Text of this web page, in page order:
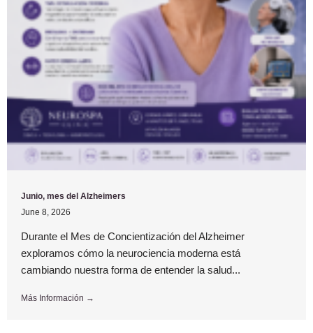
Junio, mes del Alzheimers
June 8, 2026
Durante el Mes de Concientización del Alzheimer
exploramos cómo la neurociencia moderna está
cambiando nuestra forma de entender la salud...
Más Información →